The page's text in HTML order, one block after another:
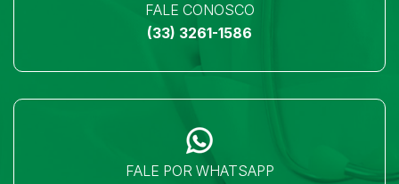
FALE CONOSCO
(33) 3261-1586
FALE POR WHATSAPP